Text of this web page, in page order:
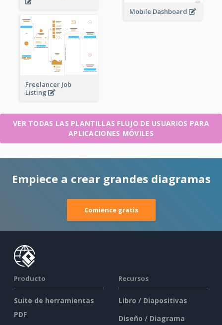
Mobile Dashboard
Freelancer Job
Listing
VER TODAS LAS PLANTILLAS FLUJO DE USUARIOS PARA
APLICACIONES MÓVILES
Empiece a crear grandes diagramas
Comience gratis
Producto
Suite de herramientas
PDF
Recursos
Libro / Diapositivas
Diseño / Diagrama